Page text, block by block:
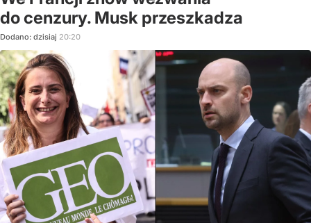
do cenzury. Musk przeszkadza
Dodano: dzisiaj 20:20